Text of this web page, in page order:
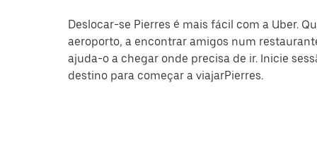
Deslocar-se Pierres é mais fácil com a Uber.
aeroporto, a encontrar amigos num
ajuda-o a chegar onde precisa de ir. Inicie
destino para começar a viajarPierres.